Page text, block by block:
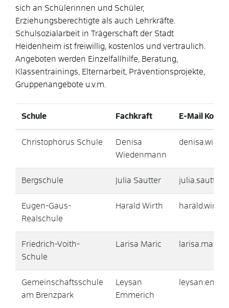
sich an Schülerinnen und Schüler,
Erziehungsberechtigte als auch Lehrkräfte.
Schulsozialarbeit in Trägerschaft der Stadt
Heidenheim ist freiwillig, kostenlos und vertraulich.
Angeboten werden Einzelfallhilfe, Beratung,
Klassentrainings, Elternarbeit, Präventionsprojekte,
Gruppenangebote u.v.m.
Schule Fachkraft E-Mail
Christophorus Schule
Denisa
Wiedenmann
Bergschule Julia Sautter
Eugen-Gaus-
Realschule
Harald Wirth
Friedrich-Voith-
Schule
Larisa Maric
Gemeinschaftsschule
am Brenzpark
Leysan
Emmerich